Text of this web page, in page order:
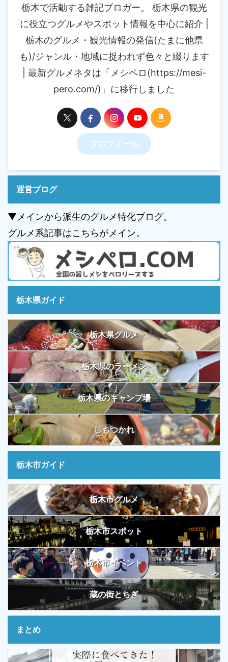
栃木で活動する雑記ブロガー。 栃木県の観光
に役立つグルメやスポット情報を中心に紹介 |
栃木のグルメ・観光情報の発信(たまに他県
も)/ジャンル・地域に捉われず色々と綴ります
| 最新グルメネタは「メシペロ(https://mesi-
pero.com/)」に移行しました
プロフィール
運営ブログ
▼メインから派生のグルメ特化ブログ。
グルメ系記事はこちらがメイン。
栃木県ガイド
栃木県グルメ
栃木県のラーメン
栃木県のキャンプ場
しもつかれ
栃木市ガイド
栃木市グルメ
栃木市スポット
栃木市イベント
蔵の街とちぎ
まとめ